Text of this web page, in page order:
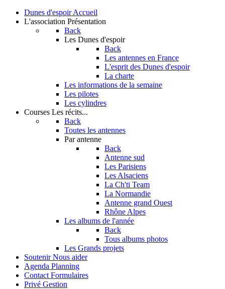
Dunes d'espoir Accueil
L'association Présentation
Back
Les Dunes d'espoir
Back
Les antennes en France
L'esprit des Dunes d'espoir
La charte
Les informations de la semaine
Les pilotes
Les cylindres
Courses Les récits...
Back
Toutes les antennes
Par antenne
Back
Antenne sud
Les Parisiens
Les Alsaciens
La Ch'ti Team
La Normandie
Antenne grand Ouest
Rhône Alpes
Les albums de l'année
Back
Tous albums photos
Les Grands projets
Soutenir Nous aider
Agenda Planning
Contact Formulaires
Privé Gestion